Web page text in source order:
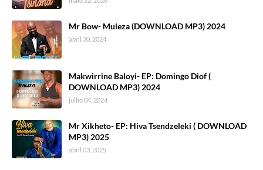
Mr Bow- Muleza (DOWNLOAD MP3) 2024
abril 30, 2024
Makwirrine Baloyi- EP: Domingo Diof (
DOWNLOAD MP3) 2024
julho 04, 2024
Mr Xikheto- EP: Hiva Tsendzeleki ( DOWNLOAD
MP3) 2025
abril 03, 2025